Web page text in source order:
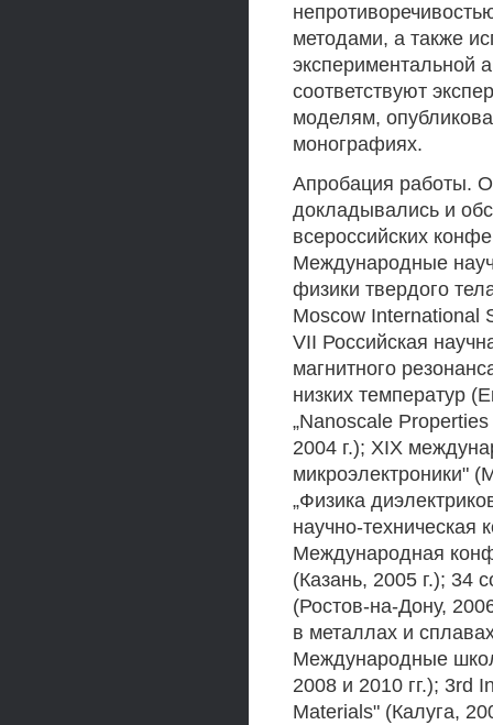
методами, а также
экспериментальной
соответствуют
моделям,
монографиях.
Апробация работы.
докладывались и
всероссийских
Международные
физики твердого
Moscow International
VII Российская
магнитного
низких температур
„Nanoscale
2004 г.); XIX
микроэлектроники"
„Физика
научно-
Международная
(Казань, 2005 г.); 34
(Ростов-на-Дону,
в металлах и
Международные
2008 и 2010 гг.); 3rd
Materials" (Калуга,